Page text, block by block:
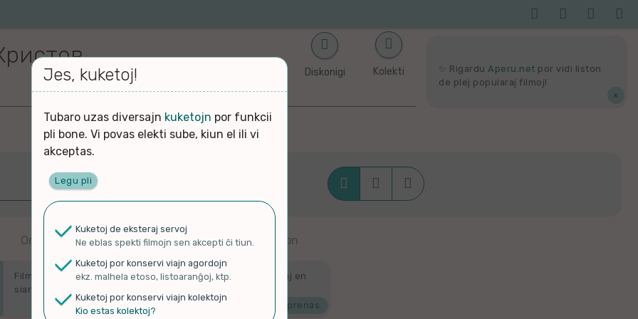
   
✨ Rigardu Aperu.net por vidi liston
de plej popularaj filmoj!
×
Diskonigi Kolekti
Plej freŝaj   
Ordigitaj laŭ kiam alŝutitaj en originalan platformon
Filmoj en ĉi tiu paĝo estas ordigitaj laŭ kiam ili estis alŝutitaj en
sian originalan platformon.
Mi komprenas.
Jes, kuketoj!
Tubaro uzas diversajn kuketojn por funkcii
pli bone. Vi povas elekti sube, kiun el ili vi
akceptas.
Legu pli
Kuketoj de eksteraj servoj
Ne eblas spekti filmojn sen akcepti ĉi tiun.
Kuketoj por konservi viajn agordojn
ekz. malhela etoso, listoaranĝoj, ktp.
Kuketoj por konservi viajn kolektojn
Kio estas kolektoj?